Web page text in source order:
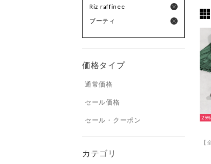
Riz raffinee
ブーティ
価格タイプ
通常価格
セール価格
セール・クーポン
カテゴリ
29%